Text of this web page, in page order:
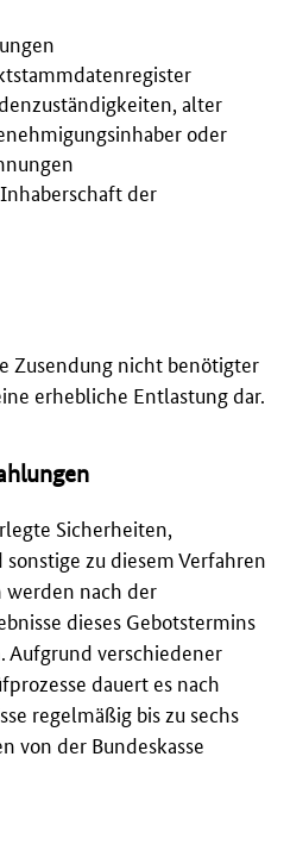
alter
oder
der
Zusendung nicht benötigter
erhebliche Entlastung dar.
Sicherheiten,
zu diesem Verfahren
werden nach der
dieses Gebotstermins
Aufgrund verschiedener
dauert es nach
regelmäßig bis zu sechs
von der Bundeskasse